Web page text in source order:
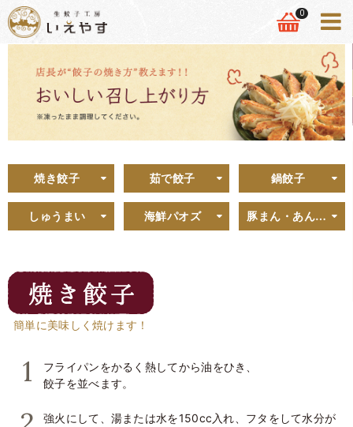
0
焼き餃子 茹で餃子 鍋餃子
しゅうまい 海鮮パオズ 豚まん・あんまん
簡単に美味しく焼けます！
フライパンをかるく熱してから油をひき、
餃子を並べます。
強火にして、湯または水を150cc入れ、フタをして水分が